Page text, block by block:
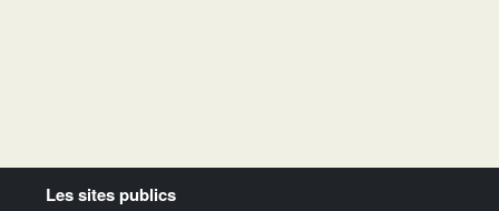
Les sites publics